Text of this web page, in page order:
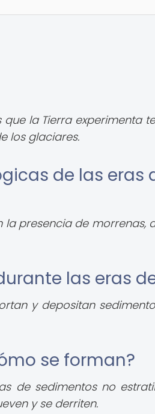
la Tierra experimenta
los glaciares.
de las eras
presencia de morrenas,
las eras
y depositan
se forman?
de sedimentos no
y se derriten.